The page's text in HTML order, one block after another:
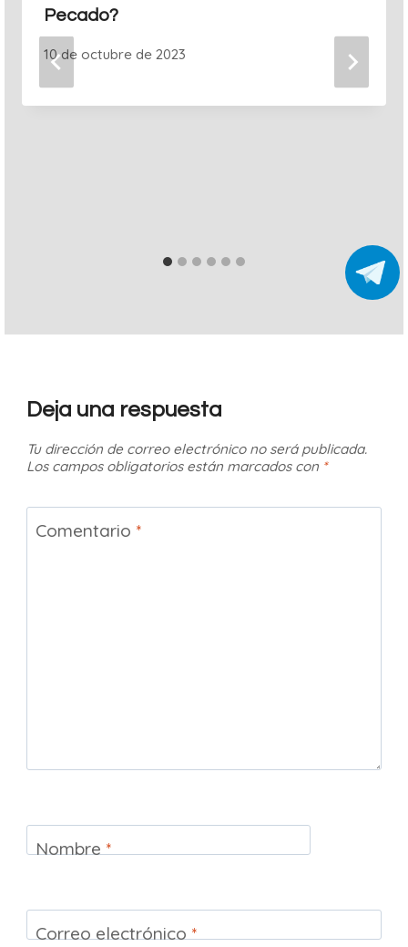
Pecado?
10 de octubre de 2023
Deja una respuesta
Tu dirección de correo electrónico no será publicada.
Los campos obligatorios están marcados con *
Comentario *
Nombre *
Correo electrónico *